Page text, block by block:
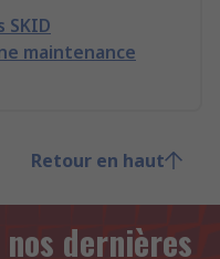
maintenance
Retour en haut
dernières